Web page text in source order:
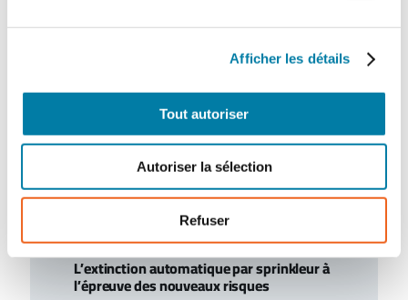
Afficher les détails
Tout autoriser
Autoriser la sélection
Refuser
L’extinction automatique par sprinkleur à
l’épreuve des nouveaux risques